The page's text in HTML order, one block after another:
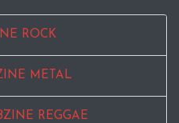
ROCK
METAL
REGGAE